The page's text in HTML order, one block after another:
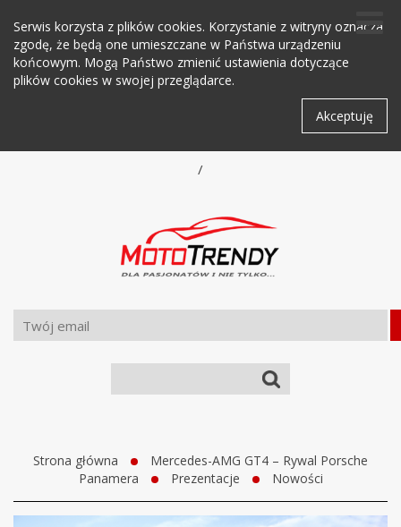
Serwis korzysta z plików cookies. Korzystanie z witryny oznacza
zgodę, że będą one umieszczane w Państwa urządzeniu
końcowym. Mogą Państwo zmienić ustawienia dotyczące
plików cookies w swojej przeglądarce.
Akceptuję
/
Strona główna
Mercedes-AMG GT4 – Rywal Porsche
Panamera
Prezentacje Nowości